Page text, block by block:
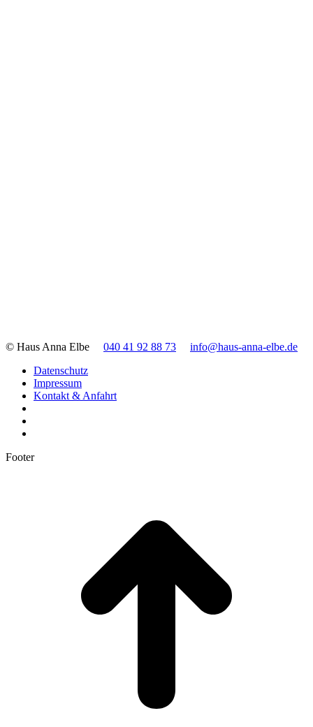
© Haus Anna Elbe 040 41 92 88 73
info@haus-anna-elbe.de
Datenschutz
Impressum
Kontakt & Anfahrt
Footer